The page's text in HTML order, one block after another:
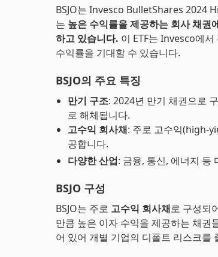
BSJO는 Invesco BulletShares 2024
는 높은 수익률을 제공하는 회사 채권
하고 있습니다. 이 ETF는 Invesco에
수익률을 기대할 수 있습니다.
BSJO의 주요 특징
만기 구조: 2024년 만기 채권으로
로 해체됩니다.
고수익 회사채: 주로 고수익(high-
공합니다.
다양한 산업: 금융, 통신, 에너지 등
BSJO 구성
BSJO는 주로 고수익 회사채로 구성되
만큼 높은 이자 수익을 제공하는 채권
어 있어 개별 기업의 디폴트 리스크를